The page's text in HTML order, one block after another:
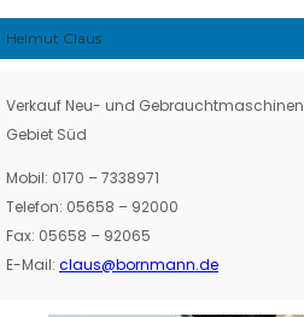
Helmut Claus
Verkauf Neu- und Gebrauchtmaschinen
Gebiet Süd
Mobil: 0170 – 7338971
Telefon: 05658 – 92000
Fax: 05658 – 92065
E-Mail: claus@bornmann.de